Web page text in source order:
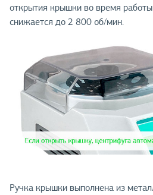
открытия крышки во время
снижается до 2 800 об/мин.
Ручка крышки выполнена из